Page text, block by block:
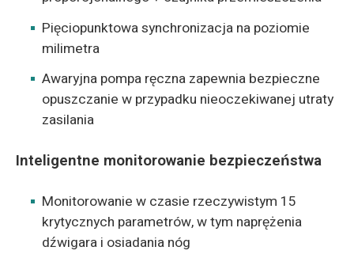
Pięciopunktowa synchronizacja na poziomie
milimetra
Awaryjna pompa ręczna zapewnia bezpieczne
opuszczanie w przypadku nieoczekiwanej utraty
zasilania
Inteligentne monitorowanie bezpieczeństwa
Monitorowanie w czasie rzeczywistym 15
krytycznych parametrów, w tym naprężenia
dźwigara i osiadania nóg